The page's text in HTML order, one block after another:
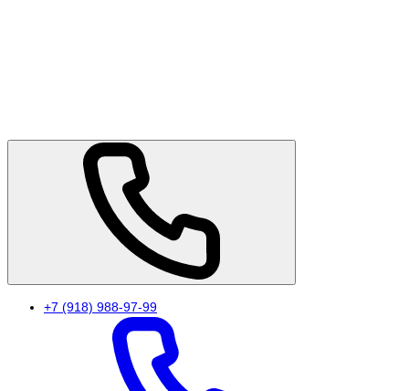
+7 (918) 988-97-99